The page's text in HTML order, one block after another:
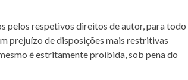
pelos respetivos direitos de autor, para todo
prejuízo de disposições mais restritivas
é estritamente proibida, sob pena do